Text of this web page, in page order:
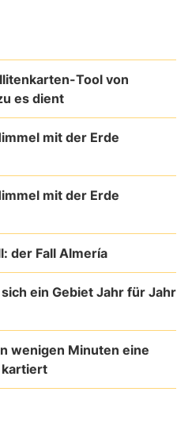
Tool von
es dient
mit der Erde
mit der Erde
der Fall Almería
ein Gebiet Jahr für Jahr
wenigen Minuten eine
kartiert